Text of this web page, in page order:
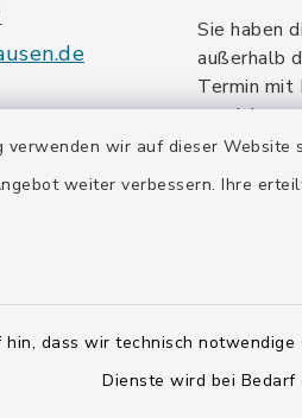
verwenden wir auf dieser
weiter verbessern. Ihre
dass wir technisch
Dienste wird bei
Sie haben
außerhalb
Termin mit